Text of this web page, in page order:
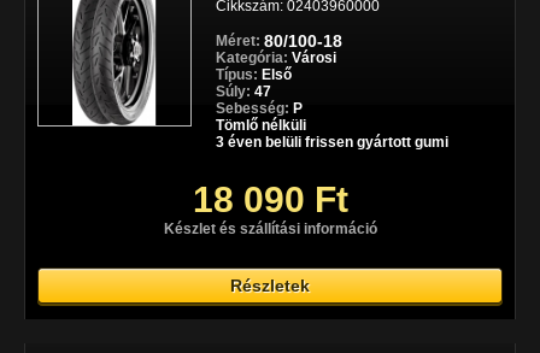
Cikkszám: 02403960000
Méret: 80/100-18
Kategória: Városi
Típus: Első
Súly: 47
Sebesség: P
Tömlő nélküli
3 éven belüli frissen gyártott gumi
18 090 Ft
Készlet és szállítási információ
Részletek